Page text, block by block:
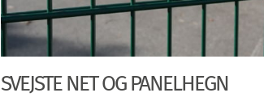
SVEJSTE NET OG PANELHEGN